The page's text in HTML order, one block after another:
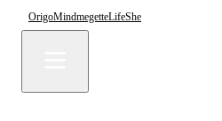
OrigoMindmegetteLifeShe